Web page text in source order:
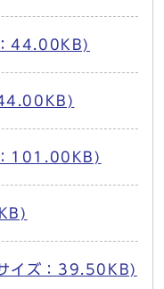
44.00KB)
101.00KB)
イズ：39.50KB)